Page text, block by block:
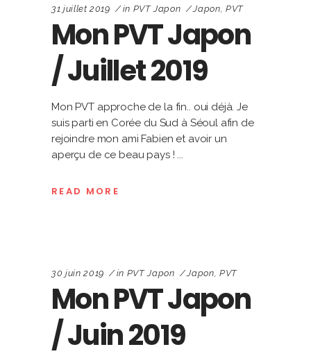
31 juillet 2019 in PVT Japon Japon, PVT
Mon PVT Japon
/ Juillet 2019
Mon PVT approche de la fin.. oui déjà. Je
suis parti en Corée du Sud à Séoul afin de
rejoindre mon ami Fabien et avoir un
aperçu de ce beau pays !
READ MORE
30 juin 2019 in PVT Japon Japon PVT
Mon PVT Japon
/ Juin 2019